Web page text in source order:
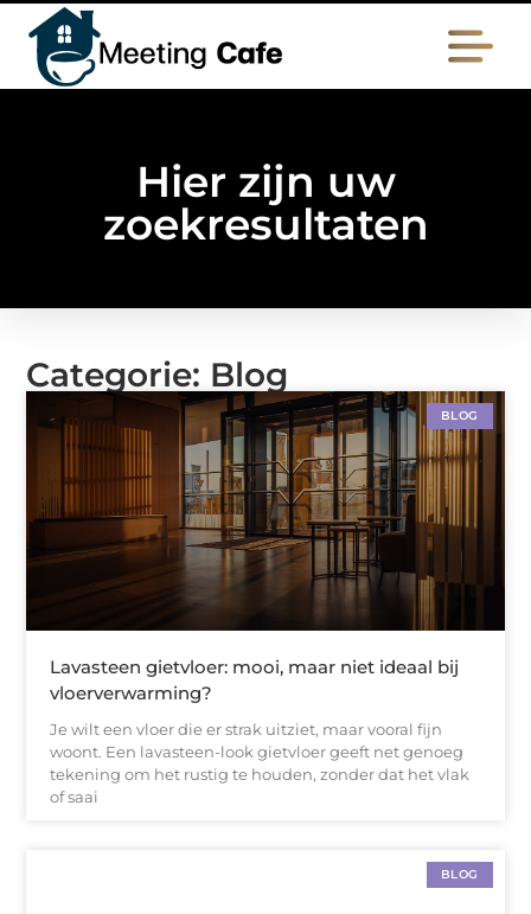
Hier zijn uw
zoekresultaten
Categorie: Blog
BLOG
Lavasteen gietvloer: mooi, maar niet ideaal bij
vloerverwarming?
Je wilt een vloer die er strak uitziet, maar vooral fijn
woont. Een lavasteen-look gietvloer geeft net genoeg
tekening om het rustig te houden, zonder dat het vlak
of saai
BLOG